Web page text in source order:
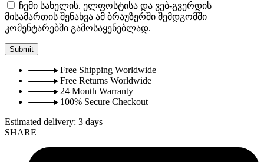
ჩემი სახელის. ელფოსტისა და ვებ-გვერდის
მისამართის შენახვა ამ ბრაუზერში შემდგომში
კომენტარებში გამოსაყენებლად.
Free Shipping Worldwide
Free Returns Worldwide
24 Month Warranty
100% Secure Checkout
Estimated delivery: 3 days
SHARE